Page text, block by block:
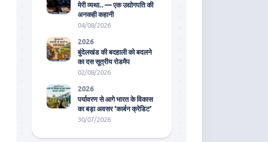
मेरी व्यथा.. — एक उद्योगपति की
अनकही कहानी
04/08/2026
2026
बुंदेलखंड की बदहाली को बदलने
का दस सूत्रीय रोडमैप
02/08/2026
2026
पर्यावरण से आगे भारत के विकास
का बड़ा अवसर ‘कार्बन क्रेडिट’
30/07/2026